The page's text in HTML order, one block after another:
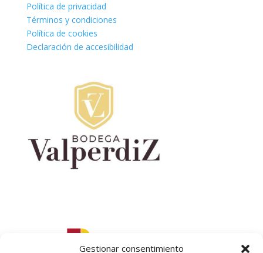
Gestionar consentimiento
Política de privacidad
Términos y condiciones
Política de cookies
Declaración de accesibilidad